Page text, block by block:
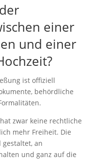
einer
und einer
ist offiziell
behördliche
zwar keine rechtliche
mehr Freiheit. Die
an
und ganz auf die